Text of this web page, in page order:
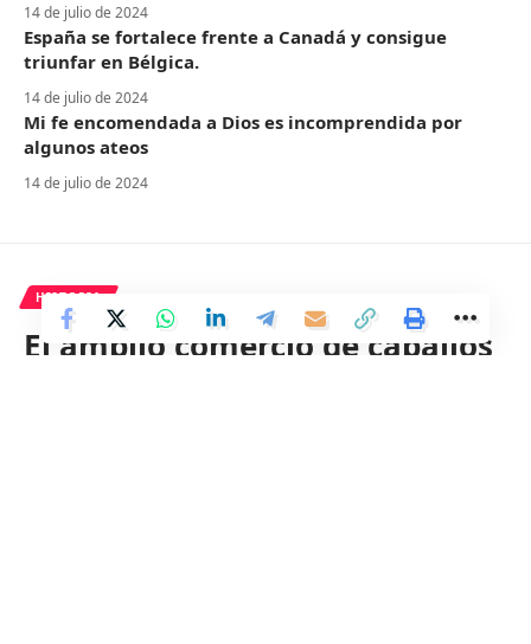
14 de julio de 2024
España se fortalece frente a Canadá y consigue
triunfar en Bélgica.
14 de julio de 2024
Mi fe encomendada a Dios es incomprendida por
algunos ateos
14 de julio de 2024
HISTORIA
El amplio comercio de caballos